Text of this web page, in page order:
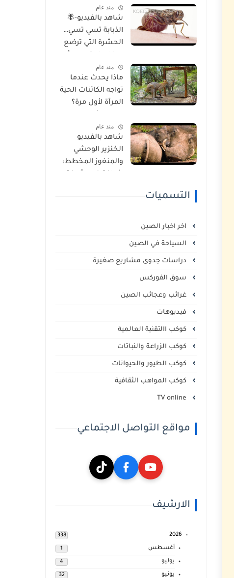
منذ عام
شاهد بالفيديو-🪰
الذبابة تسي تسي…
الحشرة التي ترضع
أخطر الأمراض في
إفريقيا!
منذ عام
ماذا يحدث عندما
تواجه الكائنات الحية
المرآة لأول مرة؟
للسلوك والوعي
الذاتي
منذ عام
شاهد بالفيديو
الخنزير الوحشي
والمنغوز المخطط:
التسميات
اخر اخبار الصين
السياحة في الصين
دراسات جدوى مشاريع صغيرة
سوق الفوركس
غرائب وعجائب الصين
فيديوهات
كوكب االتقنية العالمية
كوكب الزراعة والنباتات
كوكب الطيور والحيوانات
كوكب المواهب الثقافية
مواقع التواصل الاجتماعي
الارشيف
2026
338
أغسطس 1
يوليو 4
يونيو 32